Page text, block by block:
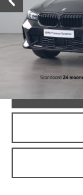
Maandprijs